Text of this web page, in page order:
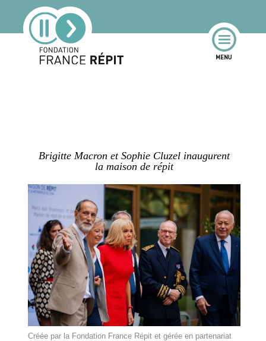
Brigitte Macron et Sophie Cluzel inaugurent
la maison de répit
Créée par la Fondation France Répit et gérée en partenariat